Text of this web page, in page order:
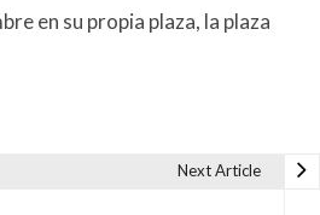
en su propia plaza, la plaza
Next Article